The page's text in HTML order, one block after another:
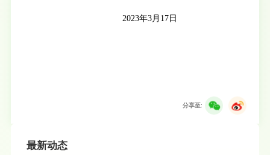
2023年3 月 17 日
分享至:
最新动态